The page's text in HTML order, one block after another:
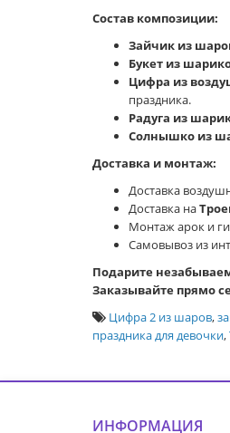
Состав композиции:
Зайчик из
Букет из
Цифра из
праздника.
Радуга из
Солнышко из
Доставка и монтаж:
Доставка
Доставка на
Монтаж арок и
Самовывоз из
Подарите
Заказывайте прямо
Цифра 2 из шаров,
праздника для девочки,
ИНФОРМАЦИЯ